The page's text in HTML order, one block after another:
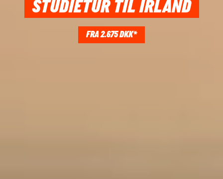
STUDIETUR TIL IRLAND
FRA 2.675 DKK*